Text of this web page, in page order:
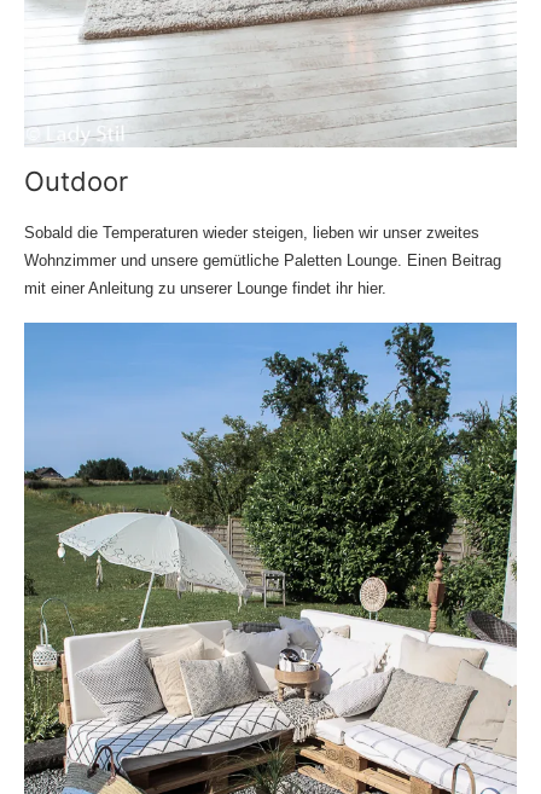
Outdoor
Sobald die Temperaturen wieder steigen, lieben wir unser zweites
Wohnzimmer und unsere gemütliche Paletten Lounge. Einen Beitrag
mit einer Anleitung zu unserer Lounge findet ihr hier.